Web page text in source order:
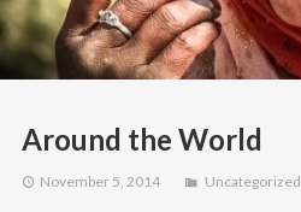
Around the World
November 5, 2014 Uncategorized